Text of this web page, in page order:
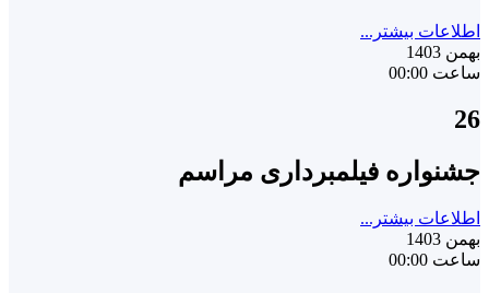
اطلاعات بیشتر...
بهمن 1403
ساعت 00:00
26
جشنواره فیلمبرداری مراسم
اطلاعات بیشتر...
بهمن 1403
ساعت 00:00